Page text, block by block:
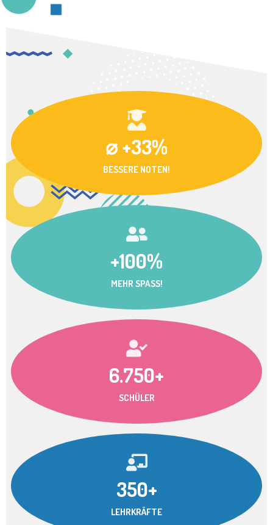
⌀ +33%
BESSERE NOTEN!
+100%
MEHR SPASS!
6.750+
SCHÜLER
350+
LEHRKRÄFTE